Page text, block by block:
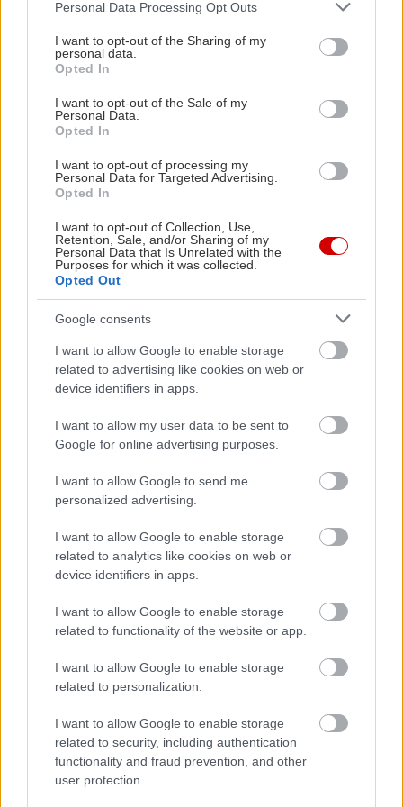
not limited to your visit or usage behaviour. You may click to
grant or deny consent to Google and its third-party tags to
use your data for below specified purposes in below Google
consent section.
Personal Data Processing Opt Outs
I want to opt-out of the Sharing of my
personal data.
Opted In
I want to opt-out of the Sale of my
Personal Data.
Opted In
I want to opt-out of processing my
Personal Data for Targeted Advertising.
Opted In
I want to opt-out of Collection, Use,
Retention, Sale, and/or Sharing of my
Personal Data that Is Unrelated with the
Purposes for which it was collected.
Opted Out
Google consents
I want to allow Google to enable storage
related to advertising like cookies on web or
device identifiers in apps.
I want to allow my user data to be sent to
Google for online advertising purposes.
I want to allow Google to send me
personalized advertising.
I want to allow Google to enable storage
related to analytics like cookies on web or
device identifiers in apps.
I want to allow Google to enable storage
related to functionality of the website or app.
I want to allow Google to enable storage
related to personalization.
I want to allow Google to enable storage
related to security, including authentication
functionality and fraud prevention, and other
user protection.
Είναι σίγουρο πως το κοτόπουλο με πέτσα και
κόκαλα κάνει τον ζωμό σαφώς πιο εύγευστο
εναλλακτικές : Πρώτον, μόλις σουρώσετε τον
ζωμό να τον αφήσετε να κρυώσει εντελώς και
με τρυπητή κουτάλα να αφαιρέσετε το λίπος
λίγες σταγόνες ωμό ελαιόλαδο στο κάθε
πιάτο. Δεύτερον, να χρησιμοποιήσετε φιλέτα
πέτσα, αυξάνοντας λίγο τα αρωματικά.
τους μαραθόσπορους και τους κόκκους
πιπεριού αφού έχετε ξαφρίσει τον ζωμό, είναι
γιατί αν τους βάλετε από την αρχή, οι
περισσότεροι θα κολλήσουν πάνω στην
τρυπητή κουτάλα μαζί με τον αφρό και
αναγκαστικά θα πεταχτούν.
Αντί για κριθαράκι μπορείτε να βάλετε κάποιο
άλλο μικρό ζυμαρικό όπως κουσκούς ή
τραχανά. Ταιριάζει και το ρύζι (αναποφλοίωτο
καστανό ή άγριο, ακόμα και λευκό, αλλά είναι
προτιμότερο να αποφύγετε το parboiled γιατί
έχει την μικρότερη διατροφική αξία από όλα).
Το ρύζι, κυρίως το καστανό κι ακόμη